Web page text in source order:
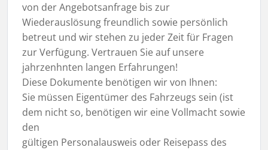
von der Angebotsanfrage bis zur
Wiederauslösung freundlich sowie persönlich
betreut und wir stehen zu jeder Zeit für Fragen
zur Verfügung. Vertrauen Sie auf unsere
jahrzenhnten langen Erfahrungen!
Diese Dokumente benötigen wir von Ihnen:
Sie müssen Eigentümer des Fahrzeugs sein (ist
dem nicht so, benötigen wir eine Vollmacht sowie
den
gültigen Personalausweis oder Reisepass des